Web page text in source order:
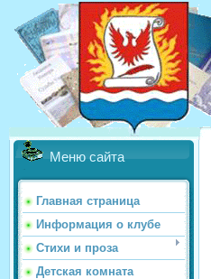
Меню сайта
Главная страница
Информация о клубе
Стихи и проза
Детская комната